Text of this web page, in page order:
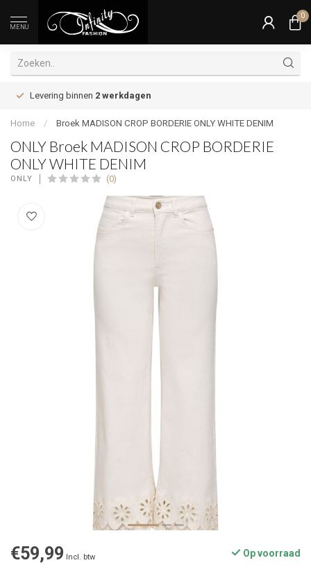
MENU
0
Levering binnen 2 werkdagen
Home / Broek MADISON CROP BORDERIE ONLY WHITE DENIM
ONLY Broek MADISON CROP BORDERIE
ONLY WHITE DENIM
ONLY (0)
€59,99 Incl. btw Op voorraad